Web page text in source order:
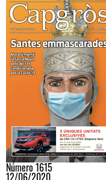
Número 1615
12/06/2020